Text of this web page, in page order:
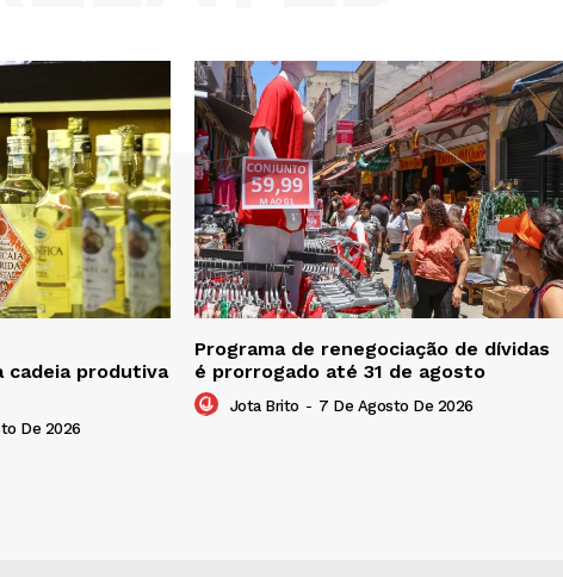
cadeia produtiva
De 2026
Programa de renegociação de dívidas
é prorrogado até 31 de agosto
Jota Brito - 7 De Agosto De 2026